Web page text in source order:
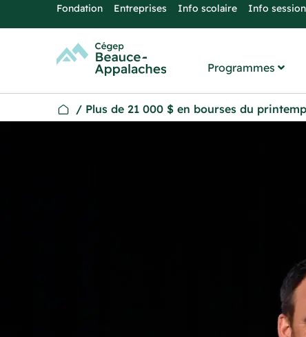
Fondation Entreprises Info scolaire Info session
Programmes
/ Plus de 21 000 $ en bourses du